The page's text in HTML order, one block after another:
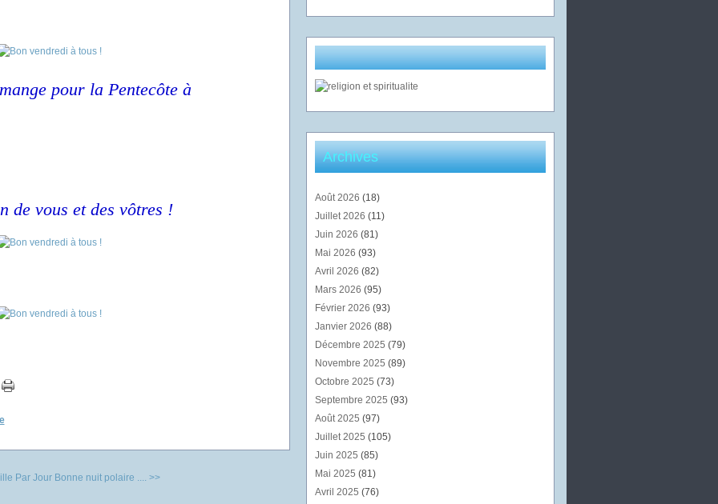
pour la Pentecôte à
de vous et des vôtres !
Par Jour Bonne nuit polaire .... >>
Archives
Août 2026 (18)
Juillet 2026 (11)
Juin 2026 (81)
Mai 2026 (93)
Avril 2026 (82)
Mars 2026 (95)
Février 2026 (93)
Janvier 2026 (88)
Décembre 2025 (79)
Novembre 2025 (89)
Octobre 2025 (73)
Septembre 2025 (93)
Août 2025 (97)
Juillet 2025 (105)
Juin 2025 (85)
Mai 2025 (81)
Avril 2025 (76)